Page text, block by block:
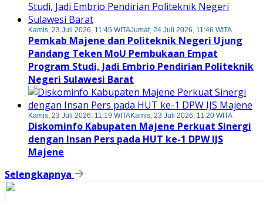
Kamis, 23 Juli 2026, 11:45 WITAJumat, 24 Juli 2026, 11:46 WITA
Pemkab Majene dan Politeknik Negeri Ujung
Pandang Teken MoU Pembukaan Empat
Program Studi, Jadi Embrio Pendirian Politeknik
Negeri Sulawesi Barat
Kamis, 23 Juli 2026, 11:19 WITAKamis, 23 Juli 2026, 11:20 WITA
Diskominfo Kabupaten Majene Perkuat Sinergi
dengan Insan Pers pada HUT ke-1 DPW IJS
Majene
Selengkapnya